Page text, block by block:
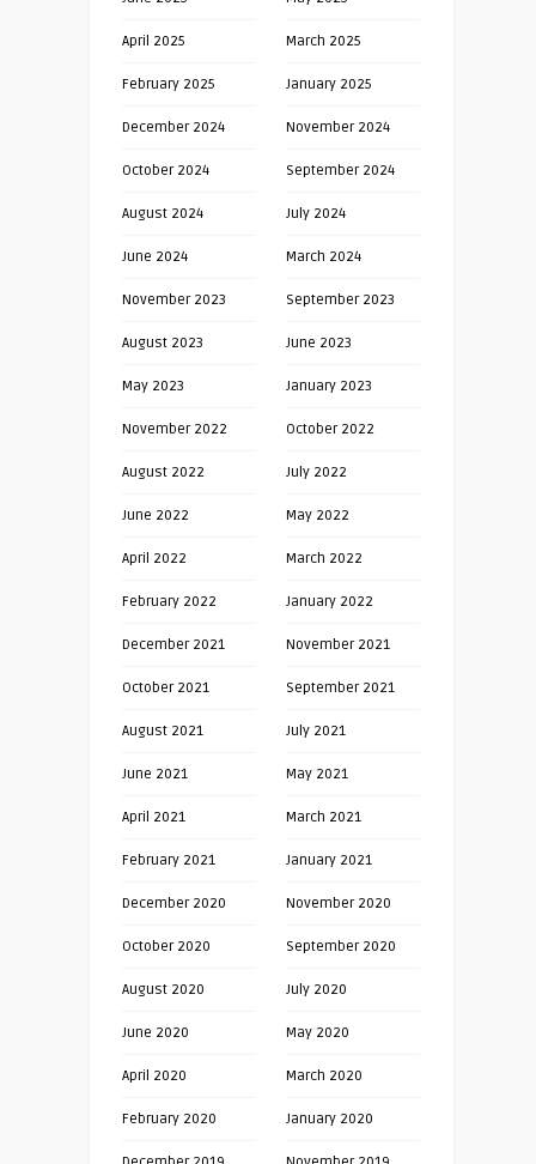
April 2025 March 2025
February 2025 January 2025
December 2024 November 2024
October 2024 September 2024
August 2024 July 2024
June 2024 March 2024
November 2023 September 2023
August 2023 June 2023
May 2023 January 2023
November 2022 October 2022
August 2022 July 2022
June 2022 May 2022
April 2022 March 2022
February 2022 January 2022
December 2021 November 2021
October 2021 September 2021
August 2021 July 2021
June 2021 May 2021
April 2021 March 2021
February 2021 January 2021
December 2020 November 2020
October 2020 September 2020
August 2020 July 2020
June 2020 May 2020
April 2020 March 2020
February 2020 January 2020